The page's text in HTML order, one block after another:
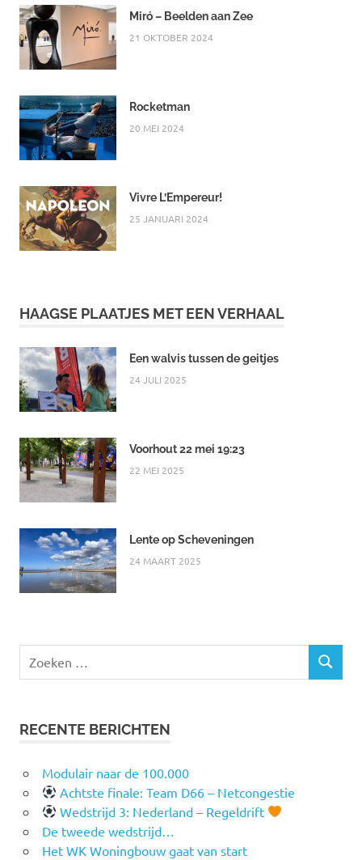
Miró – Beelden aan Zee
21 OKTOBER 2024
Rocketman
20 MEI 2024
Vivre L’Empereur!
25 JANUARI 2024
HAAGSE PLAATJES MET EEN VERHAAL
Een walvis tussen de geitjes
24 JULI 2025
Voorhout 22 mei 19:23
22 MEI 2025
Lente op Scheveningen
24 MAART 2025
naar:
ZOEKEN
RECENTE BERICHTEN
Modulair naar de 100.000
Achtste finale: Team D66 – Netcongestie
Wedstrijd 3: Nederland – Regeldrift
De tweede wedstrijd…
Het WK Woningbouw gaat van start